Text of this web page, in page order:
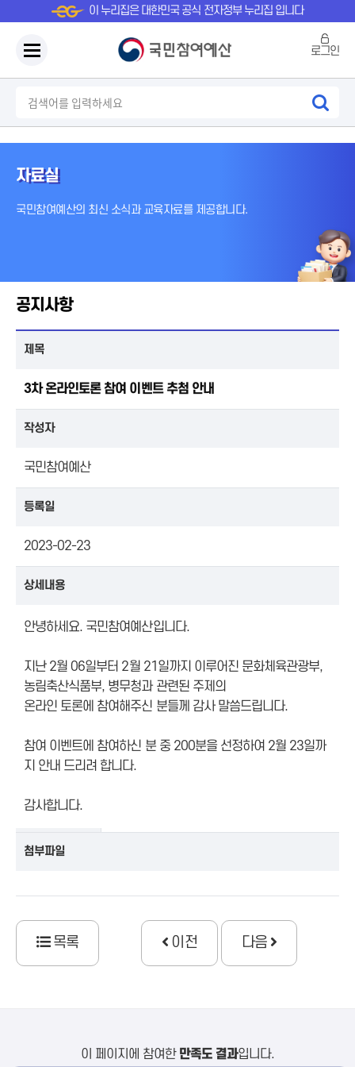
이 누리집은 대한민국 공식 전자정부 누리집 입니다
로그인
자료실
국민참여예산의 최신 소식과 교육자료를 제공합니다.
공지사항
제목
3차 온라인토론 참여 이벤트 추첨 안내
작성자
국민참여예산
등록일
2023-02-23
상세내용
안녕하세요. 국민참여예산입니다.
지난 2월 06일부터 2월 21일까지 이루어진 문화체육관광부,
농림축산식품부, 병무청과 관련된 주제의
온라인 토론에 참여해주신 분들께 감사 말씀드립니다.
참여 이벤트에 참여하신 분 중 200분을 선정하여 2월 23일까
지 안내 드리려 합니다.
감사합니다.
첨부파일
목록 이전 다음
이 페이지에 참여한 만족도 결과입니다.